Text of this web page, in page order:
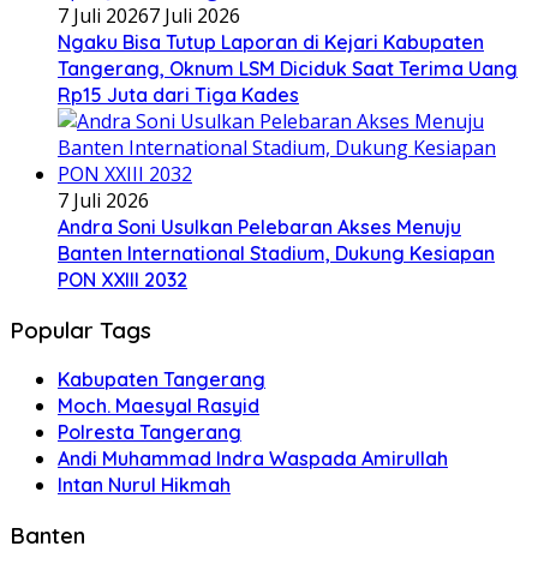
7 Juli 20267 Juli 2026
Ngaku Bisa Tutup Laporan di Kejari Kabupaten
Tangerang, Oknum LSM Diciduk Saat Terima Uang
Rp15 Juta dari Tiga Kades
7 Juli 2026
Andra Soni Usulkan Pelebaran Akses Menuju
Banten International Stadium, Dukung Kesiapan
PON XXIII 2032
Popular Tags
Kabupaten Tangerang
Moch. Maesyal Rasyid
Polresta Tangerang
Andi Muhammad Indra Waspada Amirullah
Intan Nurul Hikmah
Banten